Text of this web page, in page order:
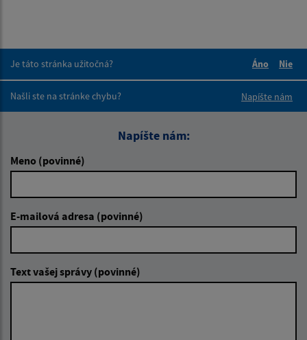
Je táto stránka užitočná?
Áno
Nie
Našli ste na stránke chybu?
Napíšte nám
Napíšte nám:
Meno (povinné)
E-mailová adresa (povinné)
Text vašej správy (povinné)